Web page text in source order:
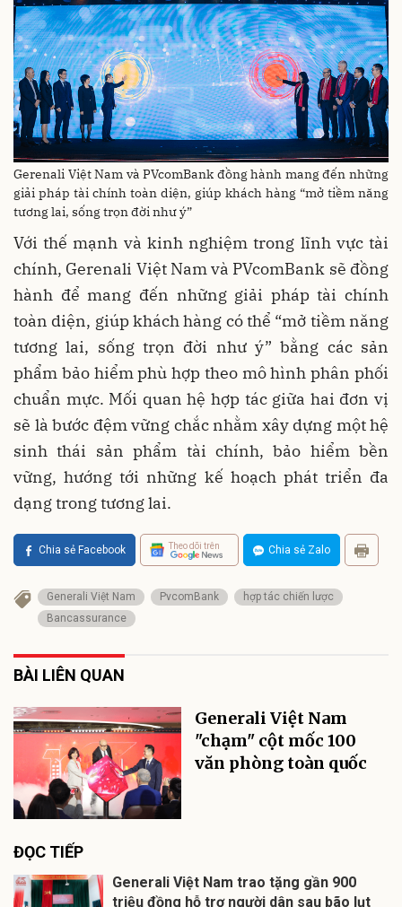
Gerenali Việt Nam và PVcomBank đồng hành mang đến những
giải pháp tài chính toàn diện, giúp khách hàng “mở tiềm năng
tương lai, sống trọn đời như ý”
Với thế mạnh và kinh nghiệm trong lĩnh vực tài
chính, Gerenali Việt Nam và PVcomBank sẽ đồng
hành để mang đến những giải pháp tài chính
toàn diện, giúp khách hàng có thể “mở tiềm năng
tương lai, sống trọn đời như ý” bằng các sản
phẩm bảo hiểm phù hợp theo mô hình phân phối
chuẩn mực. Mối quan hệ hợp tác giữa hai đơn vị
sẽ là bước đệm vững chắc nhằm xây dựng một hệ
sinh thái sản phẩm tài chính, bảo hiểm bền
vững, hướng tới những kế hoạch phát triển đa
dạng trong tương lai.
Chia sẻ Facebook Theo dõi trên Chia sẻ Zalo
Generali Việt Nam PvcomBank
hợp tác chiến lược
Bancassurance
BÀI LIÊN QUAN
Generali Việt Nam
"chạm" cột mốc 100
văn phòng toàn quốc
ĐỌC TIẾP
Generali Việt Nam trao tặng gần 900
triệu đồng hỗ trợ người dân sau bão lụt